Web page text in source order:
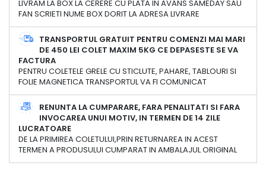
LIVRAM LA BOX LA CERERE CU PLATA IN AVANS SAMEDAY SAU
FAN SCRIETI NUME BOX DORIT LA ADRESA LIVRARE
TRANSPORTUL GRATUIT PENTRU COMENZI MAI MARI
DE 450 LEI COLET MAXIM 5KG CE DEPASESTE SE VA
FACTURA
PENTRU COLETELE GRELE CU STICLUTE, PAHARE, TABLOURI SI
FOLIE MAGNETICA TRANSPORTUL VA FI COMUNICAT
RENUNTA LA CUMPARARE, FARA PENALITATI SI FARA
INVOCAREA UNUI MOTIV, IN TERMEN DE 14 ZILE
LUCRATOARE
DE LA PRIMIREA COLETULUI,PRIN RETURNAREA IN ACEST
TERMEN A PRODUSULUI CUMPARAT IN AMBALAJUL ORIGINAL